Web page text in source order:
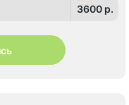
3600 p.